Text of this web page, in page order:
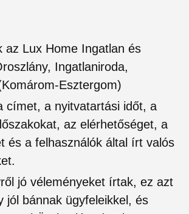
az Lux Home Ingatlan és
Ingatlaniroda,
Esztergom)
címet, a nyitvatartási időt, a
az elérhetőséget, a
és a felhasználók által írt valós
jó véleményeket írtak, ez azt
jól bánnak ügyfeleikkel, és